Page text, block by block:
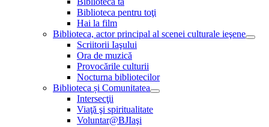
Biblioteca pentru toţi
Hai la film
Biblioteca, actor principal al scenei culturale ieşene
Scriitorii Iaşului
Ora de muzică
Provocările culturii
Nocturna bibliotecilor
Biblioteca și Comunitatea
Intersecţii
Viaţă şi spiritualitate
Voluntar@BJIaşi